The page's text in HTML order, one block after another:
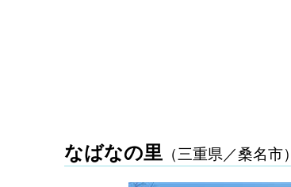
なばなの里 （三重県／桑名市）